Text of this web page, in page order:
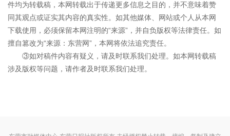
件均为转载稿，本网转载出于传递更多信息之目的，并不意味着赞
同其观点或证实其内容的真实性。如其他媒体、网站或个人从本网
下载使用，必须保留本网注明的“来源”，并自负版权等法律责任。如
擅自篡改为“来源：东营网”，本网将依法追究责任。
③如对稿件内容有疑义，请及时联系我们处理。如本网转载稿
涉及版权等问题，请作者及时联系我们处理。